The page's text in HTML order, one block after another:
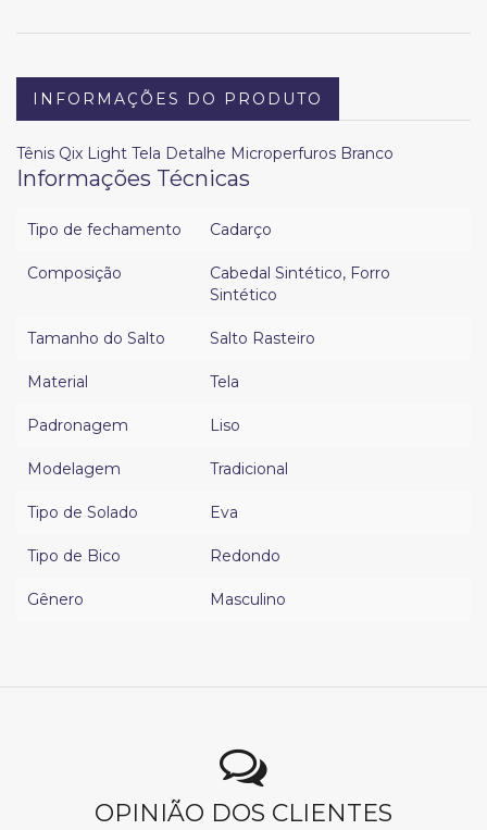
INFORMAÇÕES DO PRODUTO
Tênis Qix Light Tela Detalhe Microperfuros Branco
Informações Técnicas
Tipo de fechamento Cadarço
Composição Cabedal Sintético, Forro
Sintético
Tamanho do Salto Salto Rasteiro
Material Tela
Padronagem Liso
Modelagem Tradicional
Tipo de Solado Eva
Tipo de Bico Redondo
Gênero Masculino
OPINIÃO DOS CLIENTES